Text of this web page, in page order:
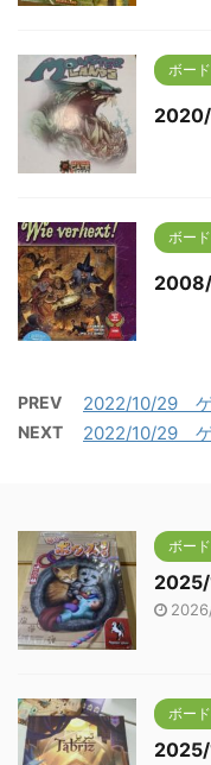
ボー
ボー
PREV 2022/10/29
NEXT 2022/10/29 ゲ
ボー
ボー